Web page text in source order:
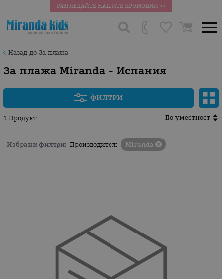
РАЗГЛЕДАЙТЕ НАШИТЕ ПРОМОЦИИ >>
Назад до За плажа
За плажа Miranda - Испания
ФИЛТРИ
1 Продукт По уместност
Избрани филтри: Производител: Miranda